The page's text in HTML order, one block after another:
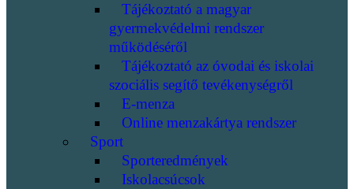
Tájékoztató a magyar
gyermekvédelmi rendszer
működéséről
Tájékoztató az óvodai és iskolai
szociális segítő tevékenységről
E-menza
Online menzakártya rendszer
Sport
Sporteredmények
Iskolacsúcsok